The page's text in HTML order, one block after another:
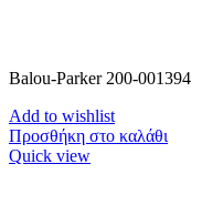
Balou-Parker 200-001394
Add to wishlist
Προσθήκη στο καλάθι
Quick view